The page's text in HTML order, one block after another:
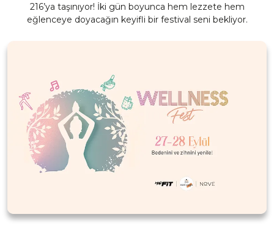
216’ya taşınıyor! İki gün boyunca hem lezzete hem
eğlenceye doyacağın keyifli bir festival seni bekliyor.